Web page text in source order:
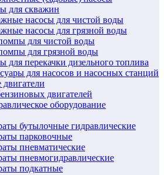
для скважин
насосы для чистой воды
насосы для грязной воды
для чистой воды
для грязной воды
для перекачки дизельного топлива
для насосов и насосных станций
двигателей
оборудование
бутылочные гидравлические
парковочные
пневматические
пневмогидравлические
подкатные